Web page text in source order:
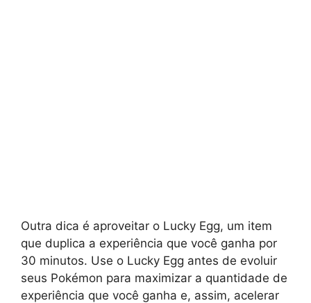
Outra dica é aproveitar o Lucky Egg, um item
que duplica a experiência que você ganha por
30 minutos. Use o Lucky Egg antes de evoluir
seus Pokémon para maximizar a quantidade de
experiência que você ganha e, assim, acelerar